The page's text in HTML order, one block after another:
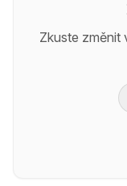
Zkuste změnit